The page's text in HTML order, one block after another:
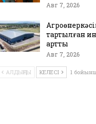
Авг 7, 2026
тартылған
артты
Авг 7, 2026
АЛДЫҢҒЫ КЕЛЕСІ 1